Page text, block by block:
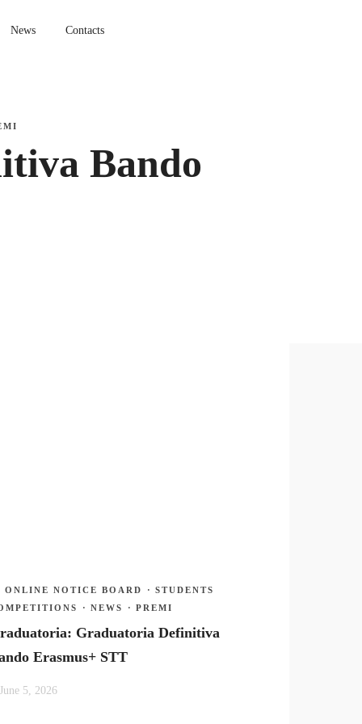
News Contacts
Bando
ONLINE NOTICE BOARD · STUDENTS
· NEWS · PREMI
Graduatoria Definitiva
Erasmus+ STT
5, 2026